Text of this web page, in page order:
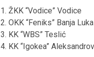
1. ŽKK “Vodice” Vodice
2. OKK “Feniks” Banja Luka
3. KK “WBS” Teslić
4. KK “Igokea”